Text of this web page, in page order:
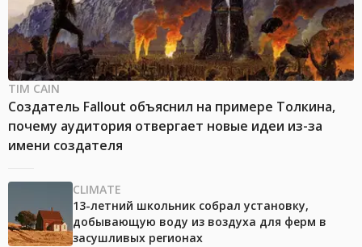
TIM CAIN
Создатель Fallout объяснил на примере Толкина,
почему аудитория отвергает новые идеи из-за
имени создателя
CLIMATE
13-летний школьник собрал установку,
добывающую воду из воздуха для ферм в
засушливых регионах